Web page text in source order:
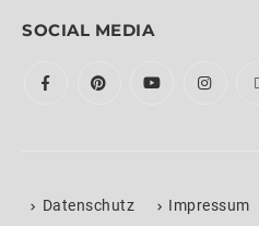
SOCIAL MEDIA
Datenschutz Impressum